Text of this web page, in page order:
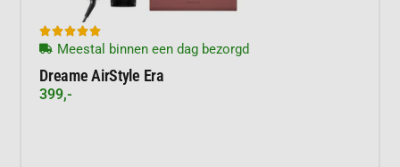

Meestal binnen een dag bezorgd
Dreame AirStyle Era
399,-